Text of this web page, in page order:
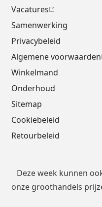
Vacatures
Samenwerking
Privacybeleid
Algemene voorwaarden
Winkelmand
Onderhoud
Sitemap
Cookiebeleid
Retourbeleid
Deze week kunnen
onze groothandels